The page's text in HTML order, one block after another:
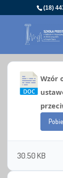
(18)
Wzór
30.50 KB